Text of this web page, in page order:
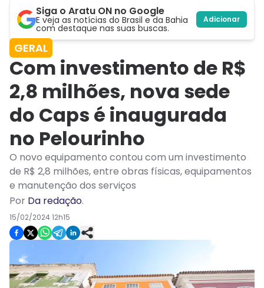
Siga o Aratu ON no Google
E veja as notícias do Brasil e da Bahia
com destaque nas suas buscas.
Adicionar
GERAL
Com investimento de R$
2,8 milhões, nova sede
do Caps é inaugurada
no Pelourinho
O novo equipamento contou com um investimento
de R$ 2,8 milhões, entre obras físicas, equipamentos
e manutenção dos serviços
Por Da redação.
15/02/2024 12h15